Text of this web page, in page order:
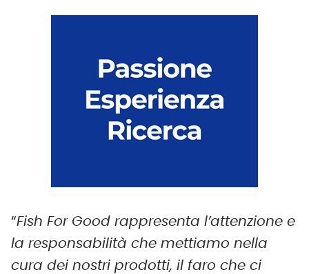
“Fish For Good rappresenta l’attenzione e
la responsabilità che mettiamo nella
cura dei nostri prodotti, il faro che ci